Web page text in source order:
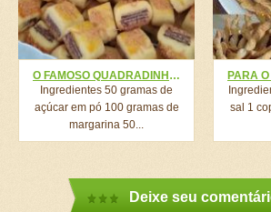
O FAMOSO QUADRADINHO DA TIA VAL, TODO ANO ELA FAZ 3 TIGELAS DESSAS ENORMES E LEVA PRO NATAL, FAZ O MAIOR SUCESSO! TODO MUNDO AMA!
Ingredientes 50 gramas de
açúcar em pó 100 gramas de
margarina 50...
sal 1
Deixe seu